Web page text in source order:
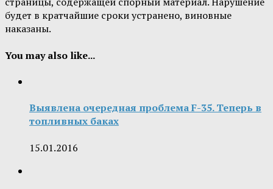
будет в кратчайшие сроки устранено, виновные
наказаны.
You may also like...
Выявлена очередная проблема F-35. Теперь в
топливных баках
15.01.2016